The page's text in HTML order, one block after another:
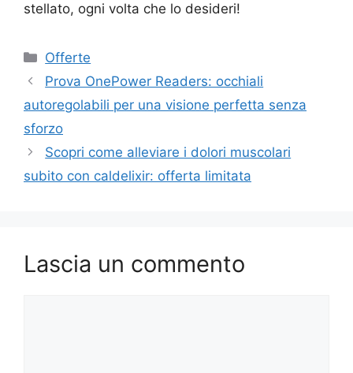
stellato, ogni volta che lo desideri!
Categorie
Offerte
Prova OnePower Readers: occhiali
autoregolabili per una visione perfetta senza
sforzo
Scopri come alleviare i dolori muscolari
subito con caldelixir: offerta limitata
Lascia un commento